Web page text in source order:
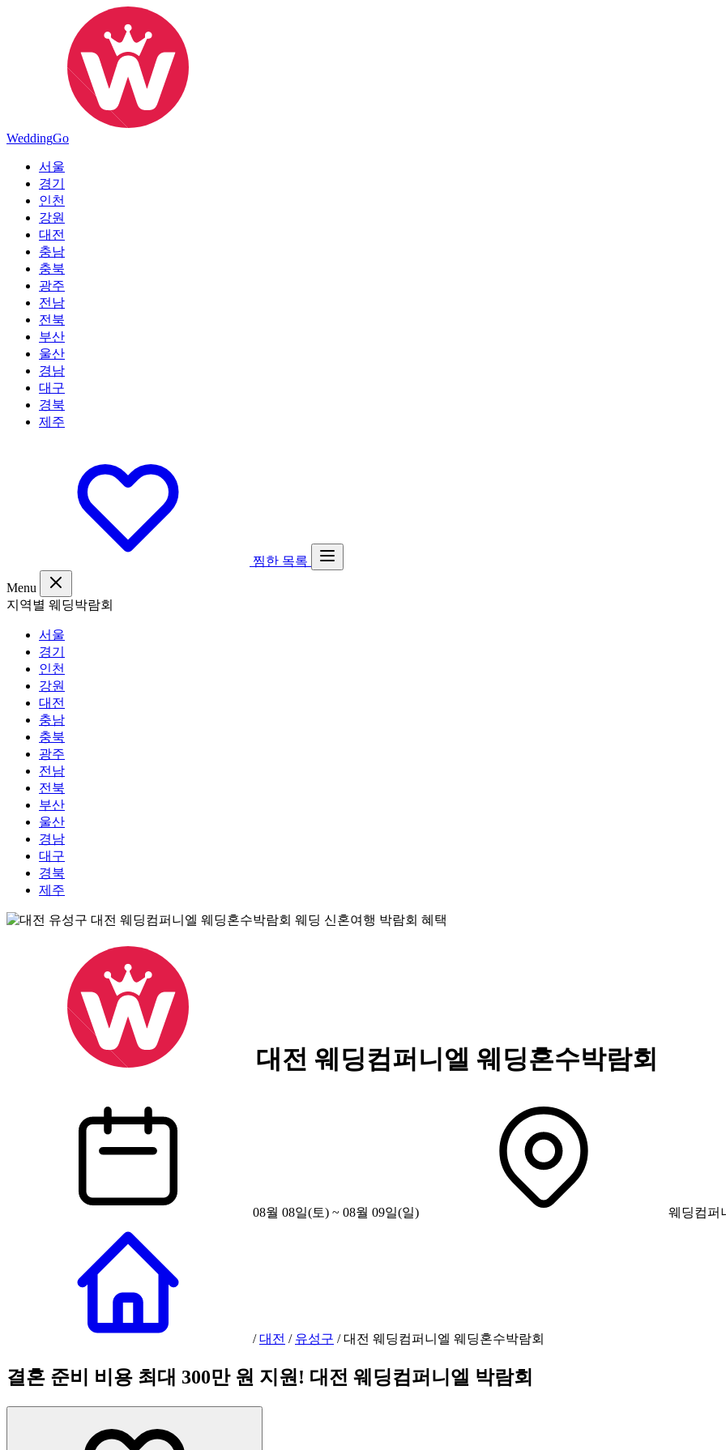
WeddingGo
서울
경기
인천
강원
대전
충남
충북
광주
전남
전북
부산
울산
경남
대구
경북
제주
찜한 목록
Menu
지역별 웨딩박람회
서울
경기
인천
강원
대전
충남
충북
광주
전남
전북
부산
울산
경남
대구
경북
제주
대전 웨딩컴퍼니엘 웨딩혼수박람회
08월 08일(토) ~ 08월 09일(일) 웨딩컴퍼
/ 대전 / 유성구 / 대전 웨딩컴퍼니엘 웨딩혼수박람회
결혼 준비 비용 최대 300만 원 지원! 대전 웨딩컴퍼니엘 박람회